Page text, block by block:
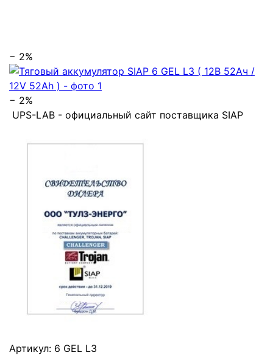
− 2%
− 2%
UPS-LAB - официальный сайт поставщика SIAP
Артикул: 6 GEL L3